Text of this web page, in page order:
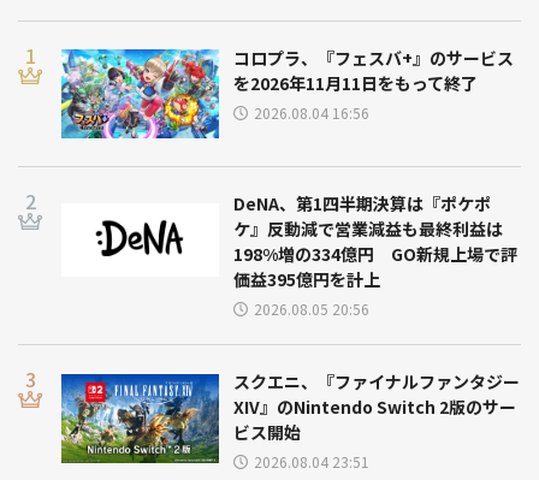
コロプラ、『フェスバ+』のサービス
を2026年11月11日をもって終了
2026.08.04 16:56
DeNA、第1四半期決算は『ポケポ
ケ』反動減で営業減益も最終利益は
198%増の334億円 GO新規上場で評
価益395億円を計上
2026.08.05 20:56
スクエニ、『ファイナルファンタジー
XIV』のNintendo Switch 2版のサー
ビス開始
2026.08.04 23:51